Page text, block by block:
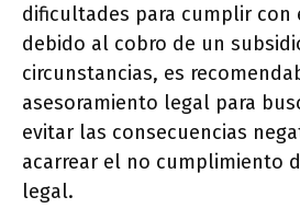
dificultades para cumplir con
debido al cobro de un
circunstancias, es
asesoramiento legal para
evitar las consecuencias
acarrear el no cumplimiento
legal.